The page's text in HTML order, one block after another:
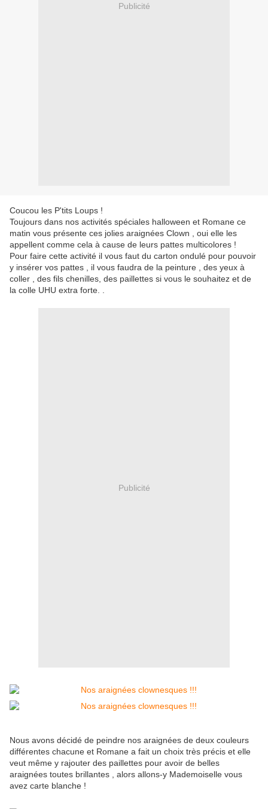
Publicité
Coucou les P'tits Loups !
Toujours dans nos activités spéciales halloween et Romane ce
matin vous présente ces jolies araignées Clown , oui elle les
appellent comme cela à cause de leurs pattes multicolores !
Pour faire cette activité il vous faut du carton ondulé pour pouvoir
y insérer vos pattes , il vous faudra de la peinture , des yeux à
coller , des fils chenilles, des paillettes si vous le souhaitez et de
la colle UHU extra forte. .
Publicité
Nous avons décidé de peindre nos araignées de deux couleurs
différentes chacune et Romane a fait un choix très précis et elle
veut même y rajouter des paillettes pour avoir de belles
araignées toutes brillantes , alors allons-y Mademoiselle vous
avez carte blanche !